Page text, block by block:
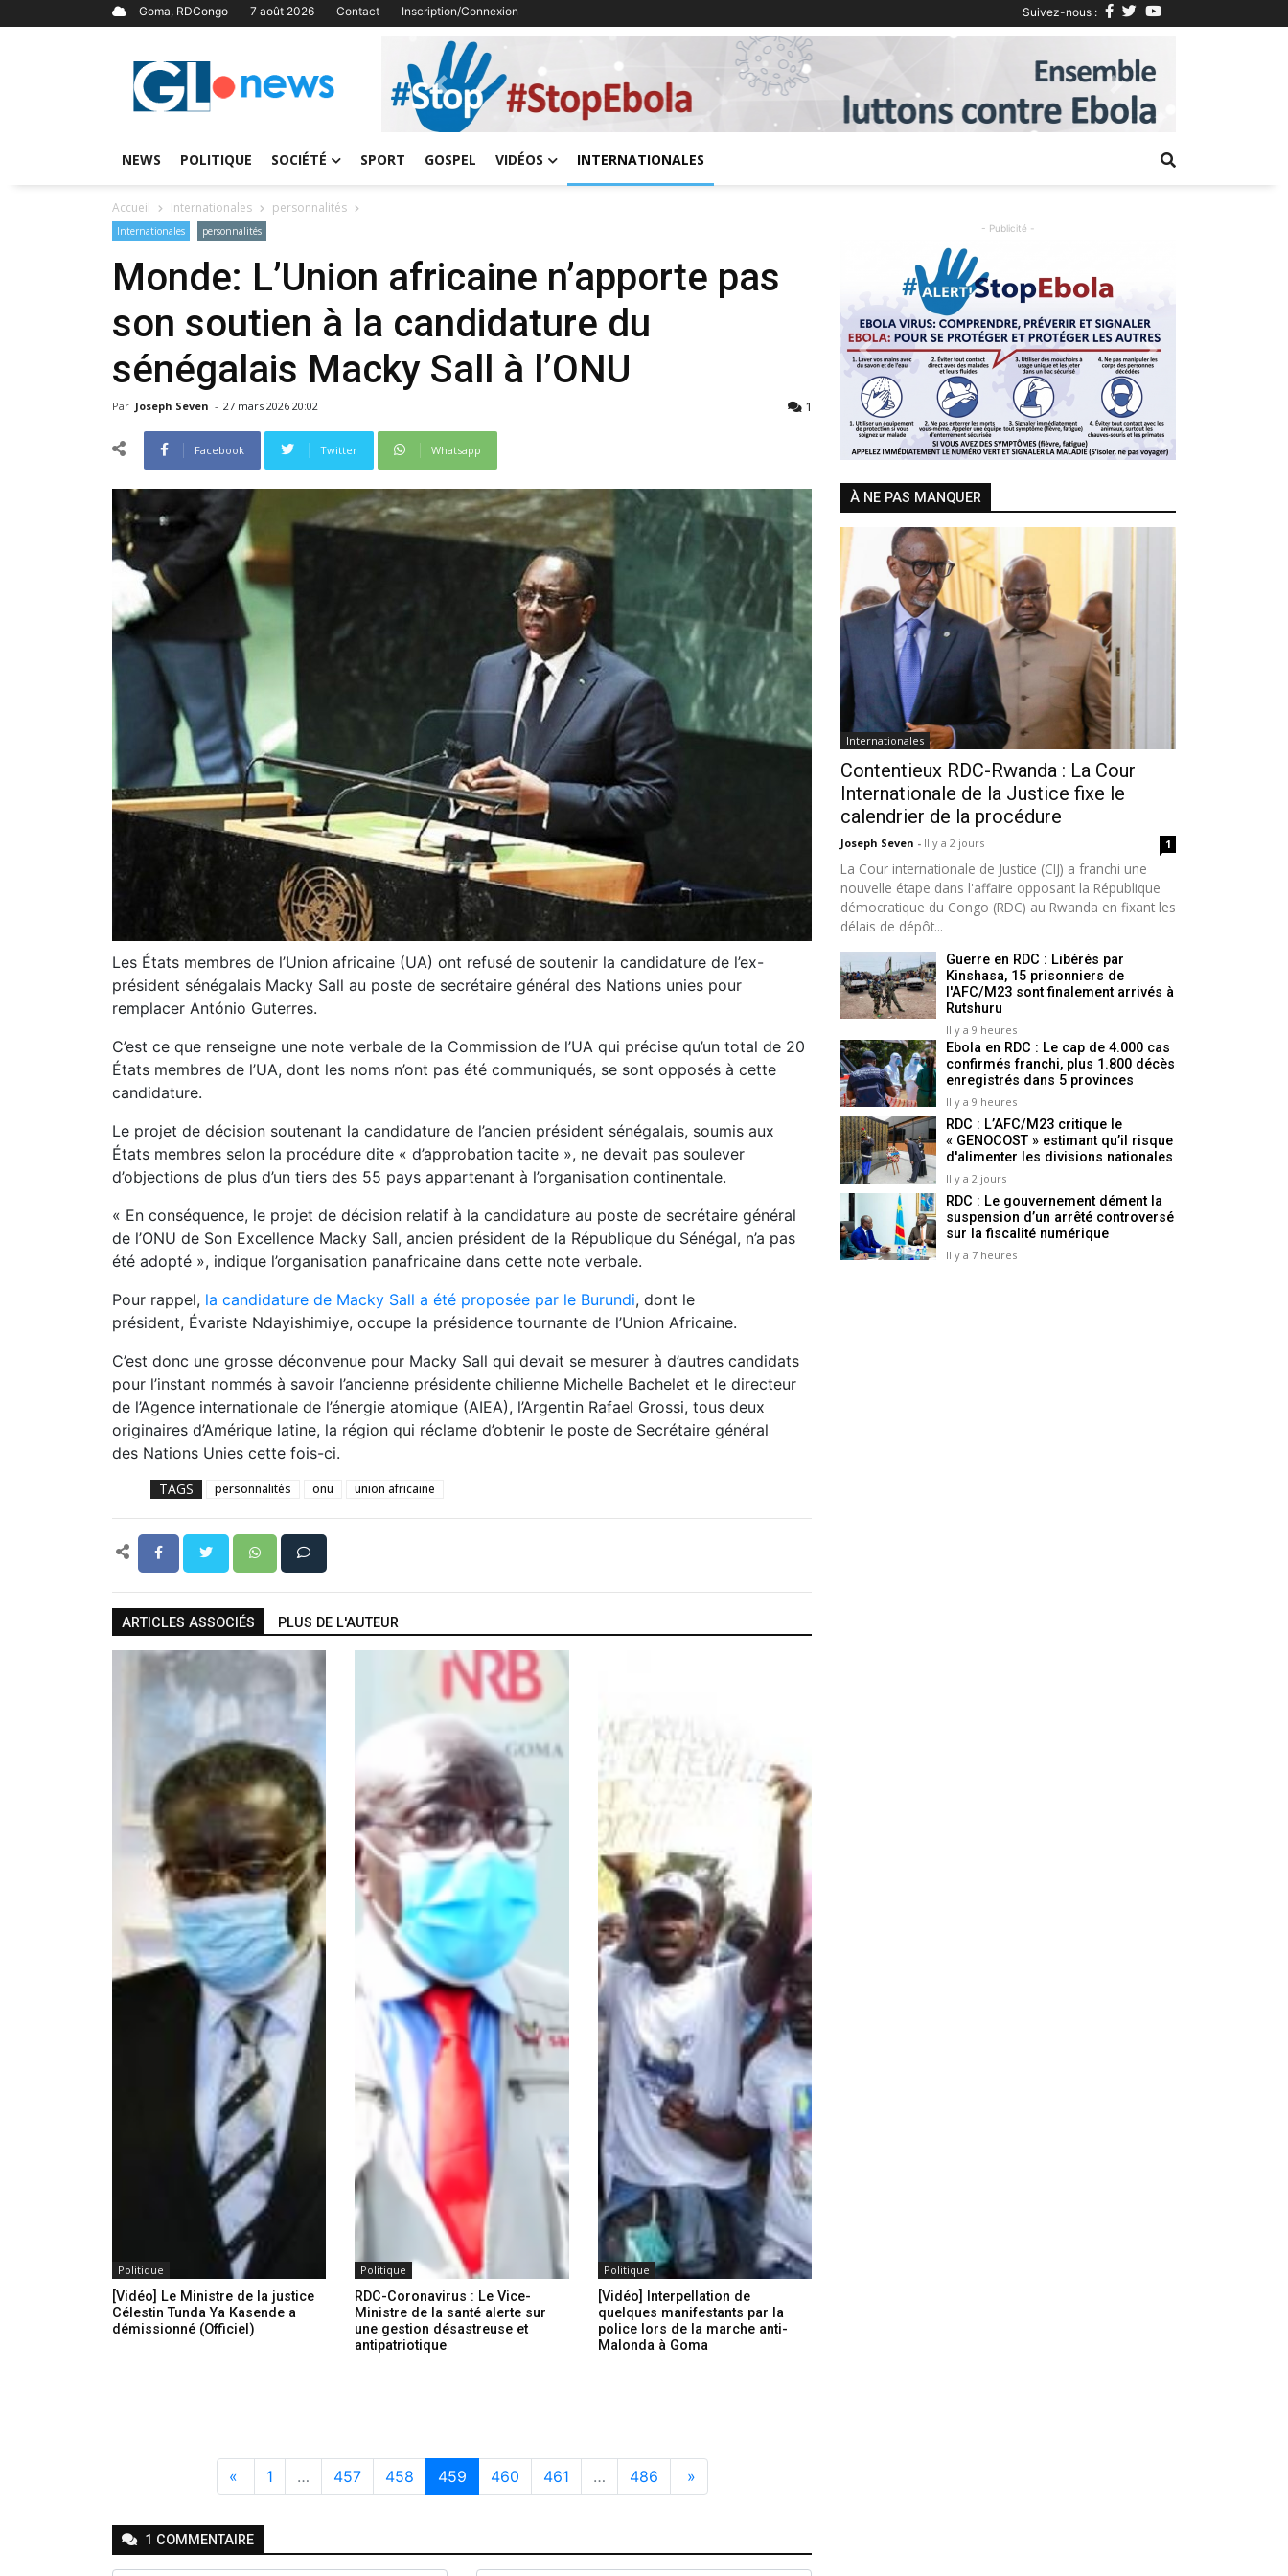
Goma, RDCongo 7 août 2026 Contact Inscription/Connexion Suivez-nous :
Previous Next
NEWS POLITIQUE SOCIÉTÉ SPORT GOSPEL VIDÉOS INTERNATIONALES
Accueil Internationales personnalités
Internationales personnalités
Monde: L’Union africaine n’apporte pas
son soutien à la candidature du
sénégalais Macky Sall à l’ONU
Par Joseph Seven - 27 mars 2026 20:02 1
Facebook Twitter Whatsapp
Les États membres de l’Union africaine (UA) ont refusé de soutenir la candidature de l’ex-
président sénégalais Macky Sall au poste de secrétaire général des Nations unies pour
remplacer António Guterres.
C’est ce que renseigne une note verbale de la Commission de l’UA qui précise qu’un total de 20
États membres de l’UA, dont les noms n’ont pas été communiqués, se sont opposés à cette
candidature.
Le projet de décision soutenant la candidature de l’ancien président sénégalais, soumis aux
États membres selon la procédure dite « d’approbation tacite », ne devait pas soulever
d’objections de plus d’un tiers des 55 pays appartenant à l’organisation continentale.
« En conséquence, le projet de décision relatif à la candidature au poste de secrétaire général
de l’ONU de Son Excellence Macky Sall, ancien président de la République du Sénégal, n’a pas
été adopté », indique l’organisation panafricaine dans cette note verbale.
Pour rappel, la candidature de Macky Sall a été proposée par le Burundi, dont le
président, Évariste Ndayishimiye, occupe la présidence tournante de l’Union Africaine.
C’est donc une grosse déconvenue pour Macky Sall qui devait se mesurer à d’autres candidats
pour l’instant nommés à savoir l’ancienne présidente chilienne Michelle Bachelet et le directeur
de l’Agence internationale de l’énergie atomique (AIEA), l’Argentin Rafael Grossi, tous deux
originaires d’Amérique latine, la région qui réclame d’obtenir le poste de Secrétaire général
des Nations Unies cette fois-ci.
TAGS personnalités onu union africaine
ARTICLES ASSOCIÉS PLUS DE L'AUTEUR
Politique
[Vidéo] Le Ministre de la justice
Célestin Tunda Ya Kasende a
démissionné (Officiel)
Politique
RDC-Coronavirus : Le Vice-
Ministre de la santé alerte sur
une gestion désastreuse et
antipatriotique
Politique
[Vidéo] Interpellation de
quelques manifestants par la
police lors de la marche anti-
Malonda à Goma
« 1 … 457 458 459 460 461 … 486 »
1 COMMENTAIRE
- Publicité -
Previous Next
À NE PAS MANQUER
Internationales
Contentieux RDC-Rwanda : La Cour
Internationale de la Justice fixe le
calendrier de la procédure
Joseph Seven - Il y a 2 jours 1
La Cour internationale de Justice (CIJ) a franchi une
nouvelle étape dans l'affaire opposant la République
démocratique du Congo (RDC) au Rwanda en fixant les
délais de dépôt...
Guerre en RDC : Libérés par
Kinshasa, 15 prisonniers de
l'AFC/M23 sont finalement arrivés à
Rutshuru
Il y a 9 heures
Ebola en RDC : Le cap de 4.000 cas
confirmés franchi, plus 1.800 décès
enregistrés dans 5 provinces
Il y a 9 heures
RDC : L’AFC/M23 critique le
« GENOCOST » estimant qu’il risque
d'alimenter les divisions nationales
Il y a 2 jours
RDC : Le gouvernement dément la
suspension d’un arrêté controversé
sur la fiscalité numérique
Il y a 7 heures